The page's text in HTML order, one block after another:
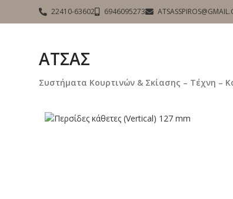
22410-63602 6946095273
ΑΤΣΑΣ
Συστήματα Κουρτινών & Σκίασης – Τέχνη –